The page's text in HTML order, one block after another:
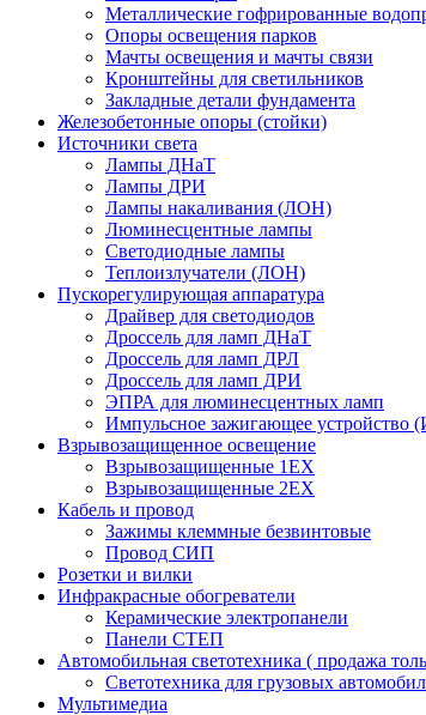
Металлические гофрированные
Опоры освещения парков
Мачты освещения и мачты связи
Кронштейны для светильников
Закладные детали фундамента
Железобетонные опоры (стойки)
Источники света
Лампы ДНаТ
Лампы ДРИ
Лампы накаливания (ЛОН)
Люминесцентные лампы
Светодиодные лампы
Теплоизлучатели (ЛОН)
Пускорегулирующая аппаратура
Драйвер для светодиодов
Дроссель для ламп ДНаТ
Дроссель для ламп ДРЛ
Дроссель для ламп ДРИ
ЭПРА для люминесцентных ламп
Импульсное зажигающее устройство
Взрывозащищенное освещение
Взрывозащищенные 1ЕХ
Взрывозащищенные 2ЕХ
Кабель и провод
Зажимы клеммные безвинтовые
Провод СИП
Розетки и вилки
Инфракрасные обогреватели
Керамические электропанели
Панели CТЕП
Автомобильная светотехника ( продажа
Светотехника для грузовых
Мультимедиа